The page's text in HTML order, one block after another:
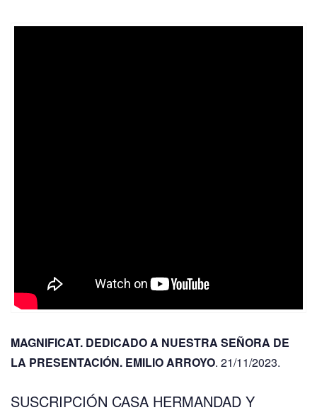
MAGNIFICAT. DEDICADO A NUESTRA SEÑORA DE
LA PRESENTACIÓN. EMILIO ARROYO. 21/11/2023.
SUSCRIPCIÓN CASA HERMANDAD Y